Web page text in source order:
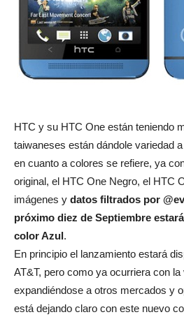
HTC y su HTC One están teniendo
taiwaneses están dándole variedad
en cuanto a colores se refiere, ya
original, el HTC One Negro, el HTC
imágenes y datos filtrados por
próximo diez de Septiembre
color Azul.
En principio el lanzamiento estará
AT&T, pero como ya ocurriera con
expandiéndose a otros mercados y
está dejando claro con este nuevo